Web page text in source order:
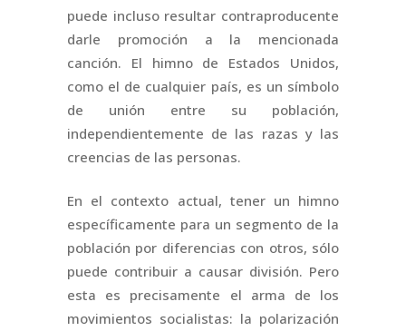
puede incluso resultar contraproducente
darle promoción a la mencionada
canción. El himno de Estados Unidos,
como el de cualquier país, es un símbolo
de unión entre su población,
independientemente de las razas y las
creencias de las personas.
En el contexto actual, tener un himno
específicamente para un segmento de la
población por diferencias con otros, sólo
puede contribuir a causar división. Pero
esta es precisamente el arma de los
movimientos socialistas: la polarización